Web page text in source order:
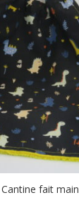
fait main